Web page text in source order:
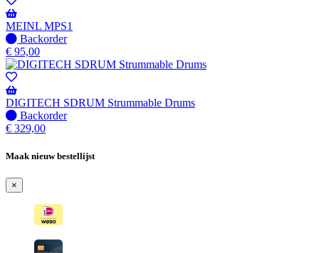
MEINL MPS1
Niet
op
voorraad
-
Wordt
verzonden
wanneer
beschikbaar
Backorder
€ 95,00
DIGITECH SDRUM Strummable Drums
Niet
op
-
verzonden
wanneer
beschikbaar
Backorder
€ 329,00
Maak nieuw bestellijst
×